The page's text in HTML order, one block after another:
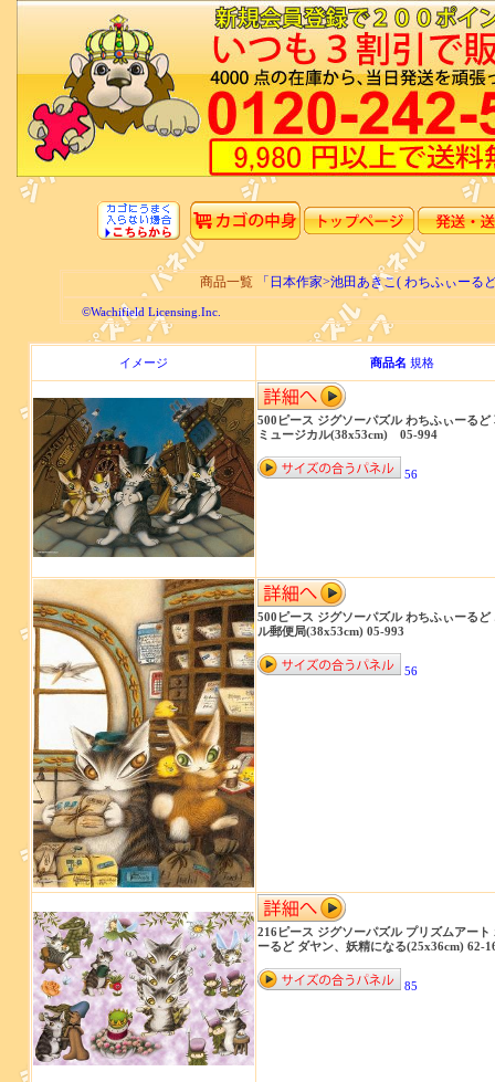
商品一覧 「日本作家>池田あきこ( わちふぃー
©Wachifield Licensing.Inc.
イメージ 商品名 規格
500ピース ジグソーパズル わちふぃーるど
ミュージカル(38x53cm) 05-994
56
500ピース ジグソーパズル わちふぃーるど
ル郵便局(38x53cm) 05-993
56
216ピース ジグソーパズル プリズムアート
ーるど ダヤン、妖精になる(25x36cm) 62-
85